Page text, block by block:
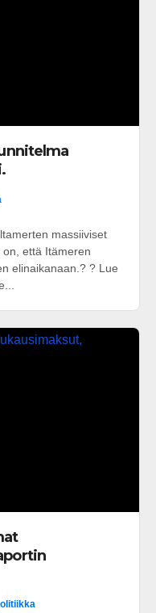
massiiviset
on, että Itämeren
elinaikanaan.? ? Lue